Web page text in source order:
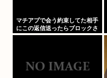
マチアプで会う約束してた相手
にこの返信送ったらブロックさ
れたんやが